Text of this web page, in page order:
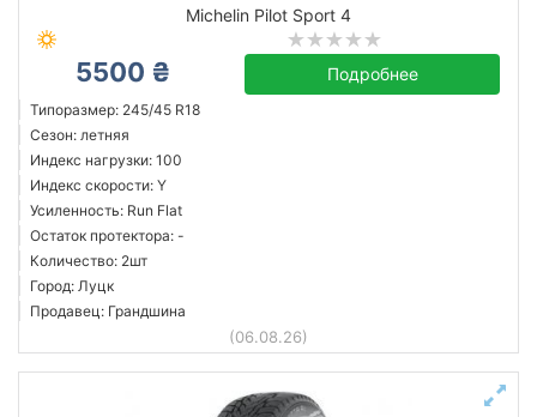
Michelin Pilot Sport 4
5500 ₴ Подробнее
Типоразмер: 245/45 R18
Сезон: летняя
Индекс нагрузки: 100
Индекс скорости: Y
Усиленность: Run Flat
Остаток протектора: -
Количество: 2шт
Город: Луцк
Продавец: Грандшина
(06.08.26)